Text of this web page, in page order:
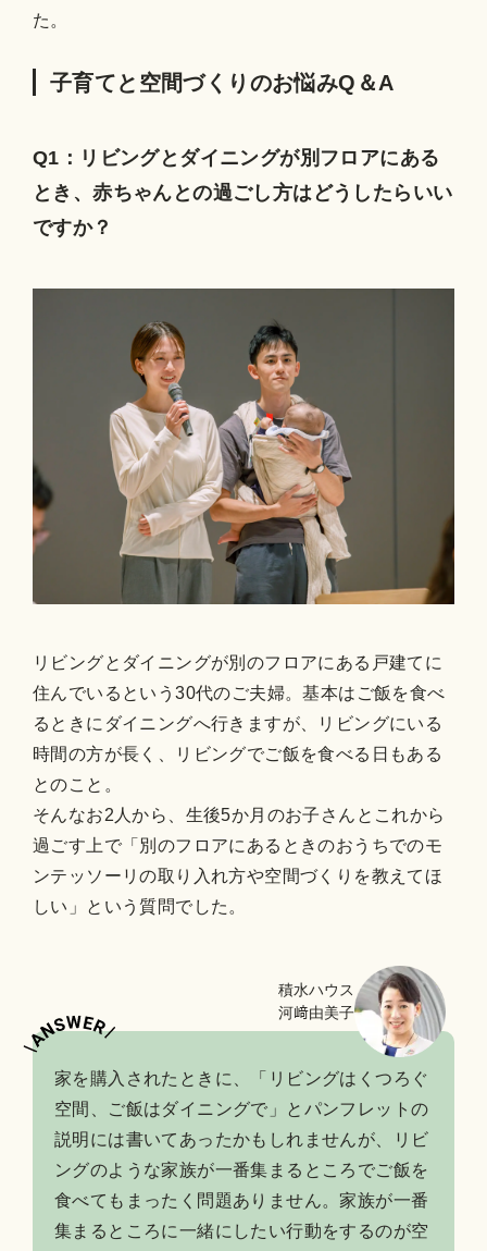
た。
子育てと空間づくりのお悩みQ＆A
Q1：リビングとダイニングが別フロアにある
とき、赤ちゃんとの過ごし方はどうしたらいい
ですか？
リビングとダイニングが別のフロアにある戸建てに
住んでいるという30代のご夫婦。基本はご飯を食べ
るときにダイニングへ行きますが、リビングにいる
時間の方が長く、リビングでご飯を食べる日もある
とのこと。
そんなお2人から、生後5か月のお子さんとこれから
過ごす上で「別のフロアにあるときのおうちでのモ
ンテッソーリの取り入れ方や空間づくりを教えてほ
しい」という質問でした。
積水ハウス
河﨑由美子
家を購入されたときに、「リビングはくつろぐ
空間、ご飯はダイニングで」とパンフレットの
説明には書いてあったかもしれませんが、リビ
ングのような家族が一番集まるところでご飯を
食べてもまったく問題ありません。家族が一番
集まるところに一緒にしたい行動をするのが空